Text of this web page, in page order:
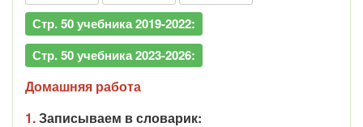
Стр. 50 учебника 2019-2022:
Стр. 50 учебника 2023-2026:
Домашняя работа
1.Записываем в словарик: